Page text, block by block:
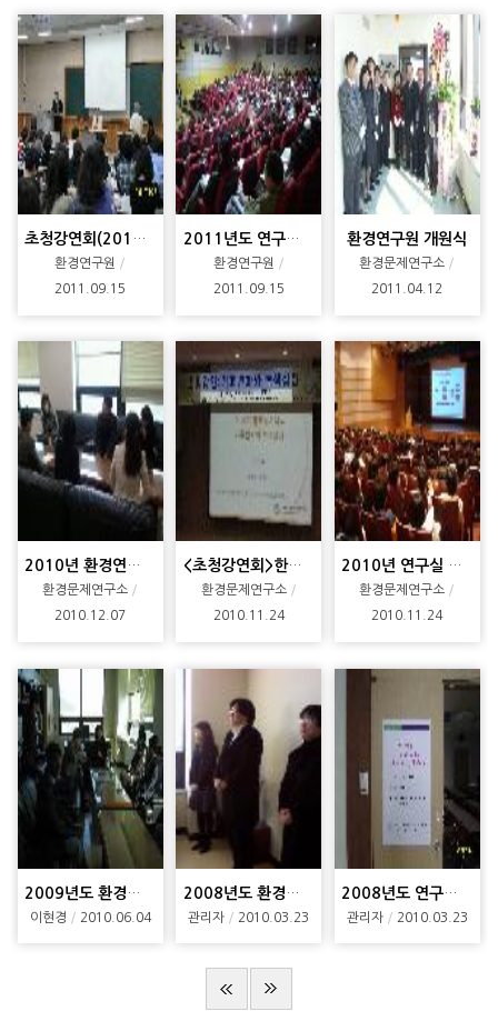
초청강연회(2011.05.27)
환경연구원
2011.09.15
2011년도 연구실 안전교육
환경연구원
2011.09.15
환경연구원 개원식
환경문제연구소
2011.04.12
2010년 환경연구학술상 시상식
환경문제연구소
2010.12.07
<초청강연회>한화진-한국환경정책평가연구원(2010.11.19)
환경문제연구소
2010.11.24
2010년 연구실 안전교육
환경문제연구소
2010.11.24
2009년도 환경연구학술상 시상
이현경 2010.06.04
2008년도 환경연구학술상 시상
관리자 2010.03.23
2008년도 연구실 안전교육(3차)
관리자 2010.03.23